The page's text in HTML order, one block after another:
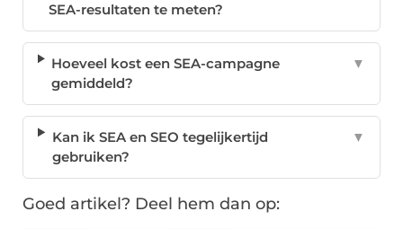
SEA-resultaten te meten?
Hoeveel kost een SEA-campagne
gemiddeld?
▼
Kan ik SEA en SEO tegelijkertijd
gebruiken?
▼
Goed artikel? Deel hem dan op: